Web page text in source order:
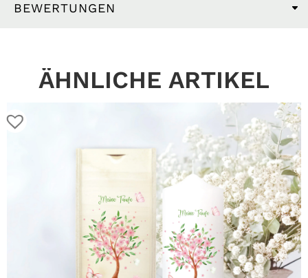
BEWERTUNGEN
ÄHNLICHE ARTIKEL